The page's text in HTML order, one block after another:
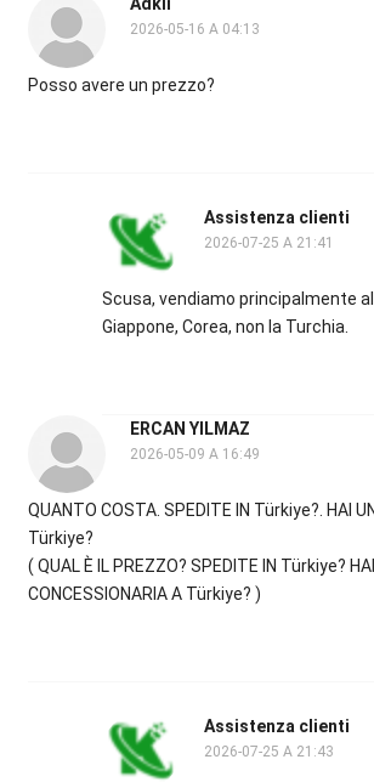
2026-05-16 A 04:13
Posso avere un prezzo?
Assistenza clienti
2026-07-25 A 21:41
Scusa, vendiamo principalmente
Giappone, Corea, non la Turchia.
ERCAN YILMAZ
2026-05-09 A 16:49
QUANTO COSTA. SPEDITE IN Türkiye?. HAI
Türkiye?
( QUAL È IL PREZZO? SPEDITE IN Türkiye?
CONCESSIONARIA A Türkiye? )
Assistenza clienti
2026-07-25 A 21:43